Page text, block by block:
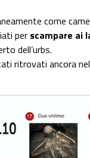
come
per scampare ai
dell’urbs.
ritrovati ancora